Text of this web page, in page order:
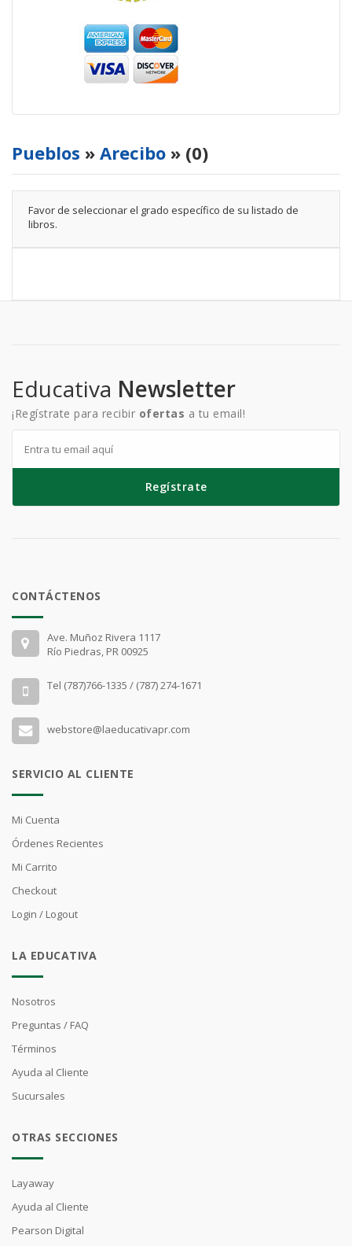
Pueblos » Arecibo » (0)
Favor de seleccionar el grado específico de su listado de
libros.
Educativa Newsletter
¡Regístrate para recibir ofertas a tu email!
Regístrate
CONTÁCTENOS
Ave. Muñoz Rivera 1117
Río Piedras, PR 00925
Tel (787)766-1335 / (787) 274-1671
webstore@laeducativapr.com
SERVICIO AL CLIENTE
Mi Cuenta
Órdenes Recientes
Mi Carrito
Checkout
Login / Logout
LA EDUCATIVA
Nosotros
Preguntas / FAQ
Términos
Ayuda al Cliente
Sucursales
OTRAS SECCIONES
Layaway
Ayuda al Cliente
Pearson Digital